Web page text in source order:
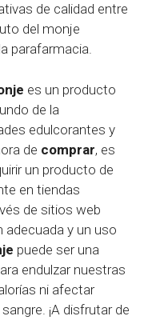
de calidad entre
del monje
parafarmacia.
es un producto
de la
edulcorantes y
de comprar, es
un producto de
en tiendas
de sitios web
adecuada y un uso
puede ser una
endulzar nuestras
ni afectar
¡A disfrutar de